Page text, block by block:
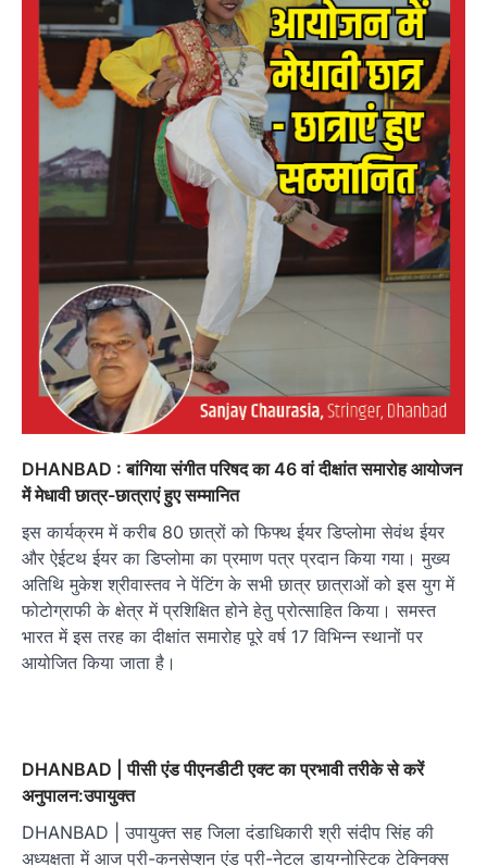
DHANBAD : बांगिया संगीत परिषद का 46 वां दीक्षांत समारोह आयोजन
में मेधावी छात्र-छात्राएं हुए सम्मानित
इस कार्यक्रम में करीब 80 छात्रों को फिफ्थ ईयर डिप्लोमा सेवंथ ईयर
और ऐईटथ ईयर का डिप्लोमा का प्रमाण पत्र प्रदान किया गया। मुख्य
अतिथि मुकेश श्रीवास्तव ने पेंटिंग के सभी छात्र छात्राओं को इस युग में
फोटोग्राफी के क्षेत्र में प्रशिक्षित होने हेतु प्रोत्साहित किया। समस्त
भारत में इस तरह का दीक्षांत समारोह पूरे वर्ष 17 विभिन्न स्थानों पर
आयोजित किया जाता है।
DHANBAD | पीसी एंड पीएनडीटी एक्ट का प्रभावी तरीके से करें
अनुपालन:उपायुक्त
DHANBAD | उपायुक्त सह जिला दंडाधिकारी श्री संदीप सिंह की
अध्यक्षता में आज प्री-कनसेप्शन एंड प्री-नेटल डायग्नोस्टिक टेक्निक्स